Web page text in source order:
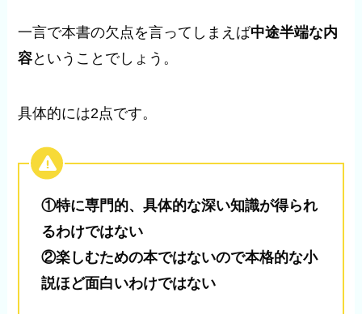
一言で本書の欠点を言ってしまえば中途半端な内
容ということでしょう。
具体的には2点です。
①特に専門的、具体的な深い知識が得られ
るわけではない
②楽しむための本ではないので本格的な小
説ほど面白いわけではない